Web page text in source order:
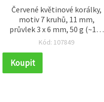
Červené květinové korálky,
motiv 7 kruhů, 11 mm,
průvlek 3 x 6 mm, 50 g (~189
ks)
Kód: 107849
Koupit